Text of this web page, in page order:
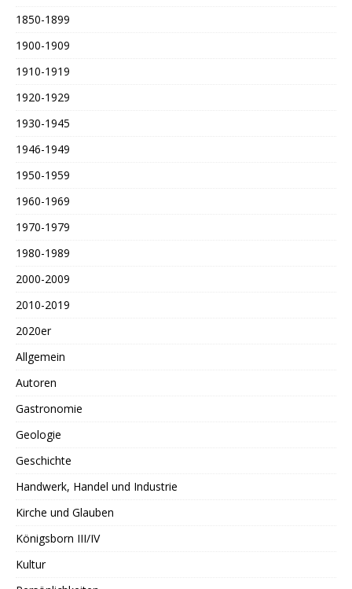
1850-1899
1900-1909
1910-1919
1920-1929
1930-1945
1946-1949
1950-1959
1960-1969
1970-1979
1980-1989
2000-2009
2010-2019
2020er
Allgemein
Autoren
Gastronomie
Geologie
Geschichte
Handwerk, Handel und Industrie
Kirche und Glauben
Königsborn III/IV
Kultur